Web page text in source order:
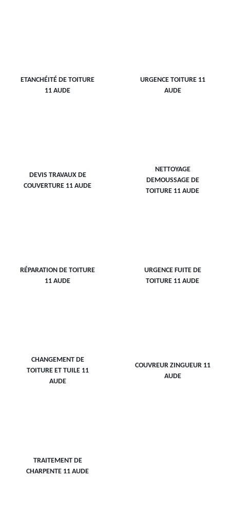
ETANCHÉITÉ DE TOITURE
11 AUDE
URGENCE TOITURE 11
AUDE
DEVIS TRAVAUX DE
COUVERTURE 11 AUDE
NETTOYAGE
DEMOUSSAGE DE
TOITURE 11 AUDE
RÉPARATION DE TOITURE
11 AUDE
URGENCE FUITE DE
TOITURE 11 AUDE
CHANGEMENT DE
TOITURE ET TUILE 11
AUDE
COUVREUR ZINGUEUR 11
AUDE
TRAITEMENT DE
CHARPENTE 11 AUDE